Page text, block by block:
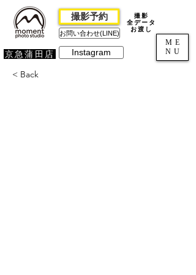
京急蒲田店
撮影予約
お問い合わせ(LINE)
Instagram
撮影
全データ
お渡し
ME
NU
< Back